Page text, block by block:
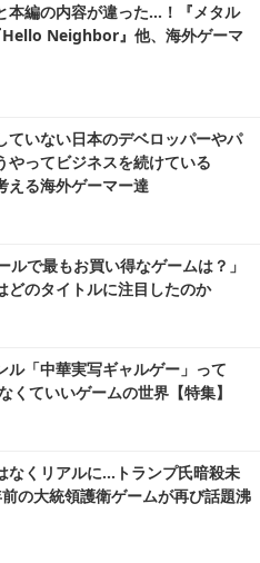
本編の内容が違った…！『メタル
Hello Neighbor』他、海外ゲーマ
ていない日本のデベロッパーやパ
やってビジネスを続けている
える海外ゲーマー達
ルで最もお買い得なゲームは？」
どのタイトルに注目したのか
ル「中華実写ギャルゲー」って
くていいゲームの世界【特集】
なくリアルに…トランプ氏暗殺未
の大統領護衛ゲームが再び話題沸